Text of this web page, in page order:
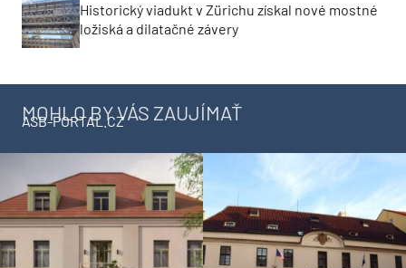
Historický viadukt v Zürichu získal nové mostné
ložiská a dilatačné závery
MOHLO BY VÁS ZAUJÍMAŤ
ASB-PORTAL.CZ